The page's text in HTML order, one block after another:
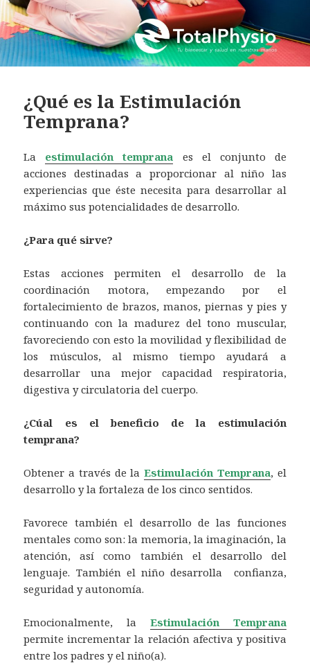
¿Qué es la Estimulación
Temprana?
La estimulación temprana
es el conjunto de
acciones destinadas a proporcionar al niño las
experiencias que éste necesita para desarrollar al
máximo sus potencialidades de desarrollo.
¿Para qué sirve?
Estas acciones permiten el desarrollo de la
coordinación motora, empezando por el
fortalecimiento de brazos, manos, piernas y pies y
continuando con la madurez del tono muscular,
favoreciendo con esto la movilidad y flexibilidad de
los músculos, al mismo tiempo ayudará a
desarrollar una mejor capacidad respiratoria,
digestiva y circulatoria del cuerpo.
¿Cúal es el beneficio de la estimulación
temprana?
Obtener a través de laEstimulación Temprana, el
desarrollo y la fortaleza de los cinco sentidos.
Favorece también el desarrollo de las funciones
mentales como son: la memoria, la imaginación, la
atención, así como también el desarrollo del
lenguaje. También el niño desarrolla confianza,
seguridad y autonomía.
Emocionalmente, la Estimulación Temprana
permite incrementar la relación afectiva y positiva
entre los padres y el niño(a).